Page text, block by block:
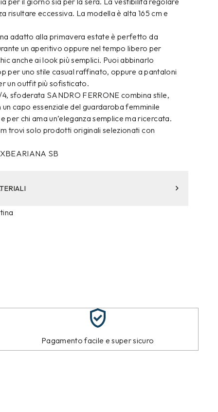
risultare eccessiva. La modella è alta 165 cm e
adatto alla primavera estate è perfetto da
un aperitivo oppure nel tempo libero per
anche ai look più semplici. Puoi abbinarlo
per uno stile casual raffinato, oppure a pantaloni
un outfit più sofisticato.
sfoderata SANDRO FERRONE combina stile,
capo essenziale del guardaroba femminile
per chi ama un’eleganza semplice ma ricercata.
trovi solo prodotti originali selezionati con
SB
Pagamento facile e super sicuro